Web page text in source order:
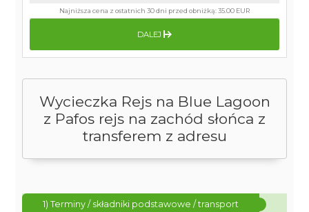
Wycieczka Rejs na Blue Lagoon
z Pafos rejs na zachód słońca z
transferem z adresu
1) Terminy / składniki podstawowe / transport
Najniższa cena z ostatnich 30 dni przed obniżką:35.00 EUR
DALEJ